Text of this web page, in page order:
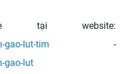
tại website:
gao-lut-tim -
gao-lut